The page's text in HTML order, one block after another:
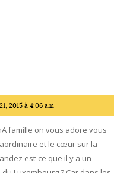
2015 à 4:06 am
famille on vous adore vous
et le cœur sur la
est-ce que il y a un